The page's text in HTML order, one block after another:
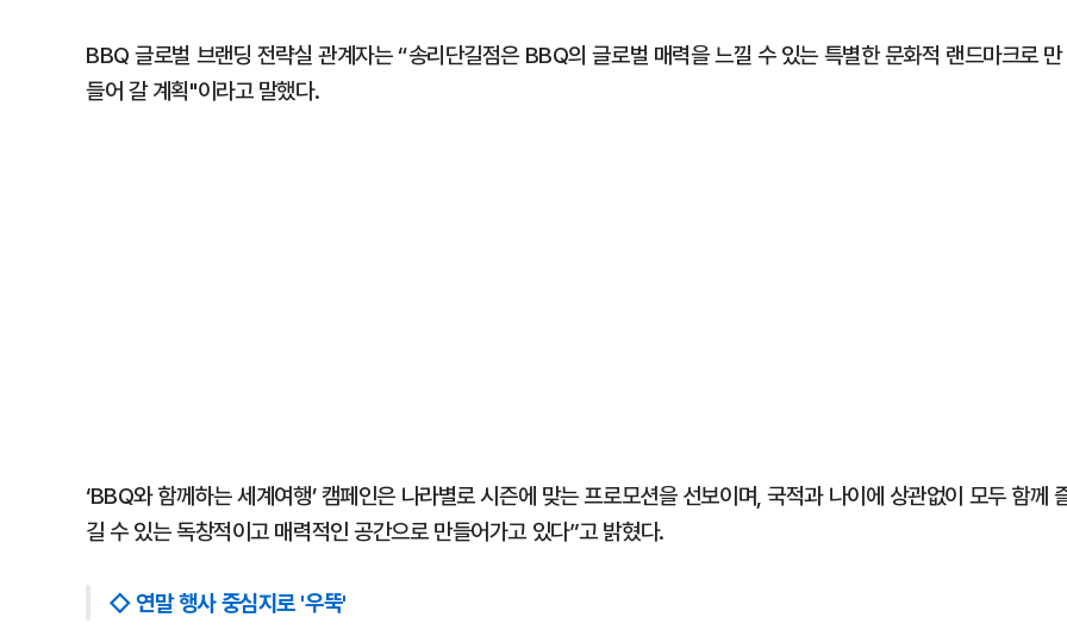
BBQ 글로벌 브랜딩 전략실 관계자는 “송리단길점은 BBQ의 글로벌 매력을 느낄 수 있는 특별한 문화적 랜드마크로 만
들어 갈 계획"이라고 말했다.
‘BBQ와 함께하는 세계여행’ 캠페인은 나라별로 시즌에 맞는 프로모션을 선보이며, 국적과 나이에 상관없이 모두 함께
길 수 있는 독창적이고 매력적인 공간으로 만들어가고 있다”고 밝혔다.
◇ 연말 행사 중심지로 '우뚝'